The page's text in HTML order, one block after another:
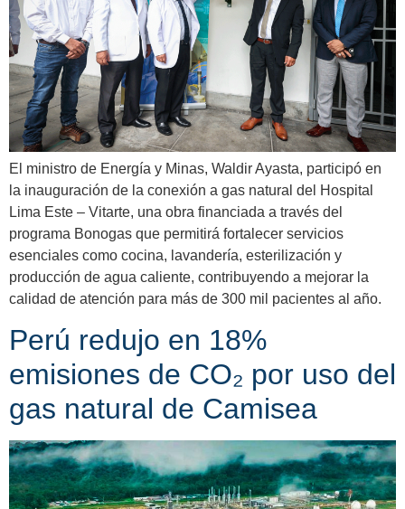
El ministro de Energía y Minas, Waldir Ayasta, participó en
la inauguración de la conexión a gas natural del Hospital
Lima Este – Vitarte, una obra financiada a través del
programa Bonogas que permitirá fortalecer servicios
esenciales como cocina, lavandería, esterilización y
producción de agua caliente, contribuyendo a mejorar la
calidad de atención para más de 300 mil pacientes al año.
Perú redujo en 18%
emisiones de CO₂ por uso del
gas natural de Camisea